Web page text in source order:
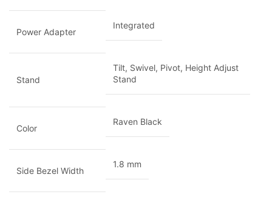
Power Adapter
Integrated
Stand
Tilt, Swivel, Pivot, Height Adjust
Stand
Color
Raven Black
Side Bezel Width
1.8 mm